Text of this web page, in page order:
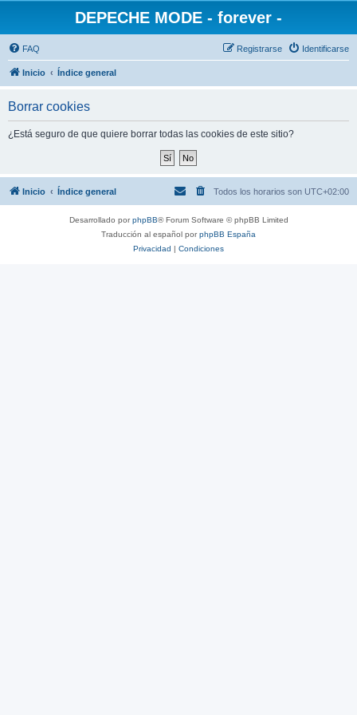
DEPECHE MODE - forever -
FAQ Identificarse
Registrarse
Inicio Índice general
Borrar cookies
¿Está seguro de que quiere borrar todas las cookies de este sitio?
Inicio Índice general Todos los horarios son UTC+02:00
Desarrollado porphpBB® Forum Software © phpBB Limited
Traducción al español porphpBB España
Privacidad | Condiciones